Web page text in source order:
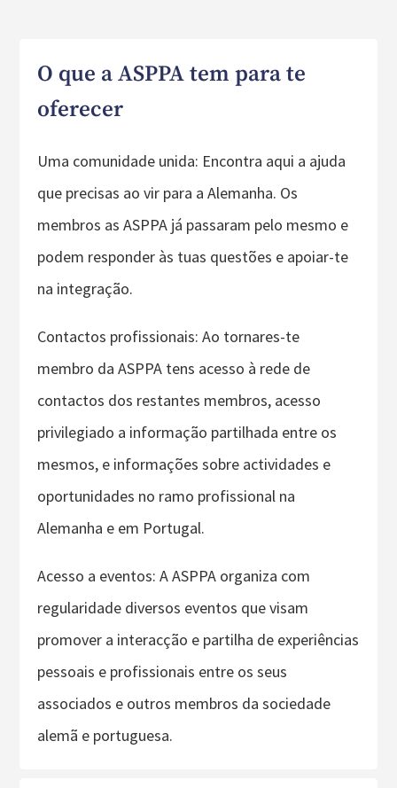
O que a ASPPA tem para te
oferecer
Uma comunidade unida: Encontra aqui a ajuda
que precisas ao vir para a Alemanha. Os
membros as ASPPA já passaram pelo mesmo e
podem responder às tuas questões e apoiar-te
na integração.
Contactos profissionais: Ao tornares-te
membro da ASPPA tens acesso à rede de
contactos dos restantes membros, acesso
privilegiado a informação partilhada entre os
mesmos, e informações sobre actividades e
oportunidades no ramo profissional na
Alemanha e em Portugal.
Acesso a eventos: A ASPPA organiza com
regularidade diversos eventos que visam
promover a interacção e partilha de experiências
pessoais e profissionais entre os seus
associados e outros membros da sociedade
alemã e portuguesa.